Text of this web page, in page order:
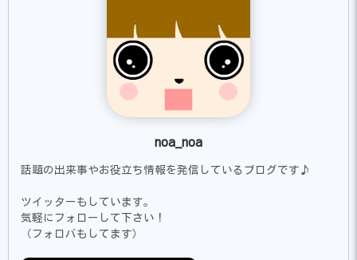
noa_noa
話題の出来事やお役立ち情報を発信しているブログです♪
ツイッターもしています。
気軽にフォローして下さい！
（フォロバもしてます）